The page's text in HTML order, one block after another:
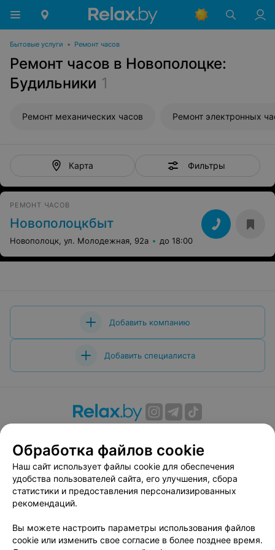
Бытовые услуги • Ремонт часов
Ремонт часов в Новополоцке:
Будильники 1
Ремонт механических часов Ремонт электронных
Карта Фильтры
РЕМОНТ ЧАСОВ
Новополоцкбыт
Новополоцк, ул. Молодежная, 92а до 18:00
Добавить компанию
Добавить специалиста
Вакансии
Публичный договор
Способы оплаты
Публичный договор по использованию сервиса
«Афиша»
Пользовательское соглашение
Связаться по вопросам сотрудничества
Написать руководителю relax.by
Обработка файлов cookie
Наш сайт использует файлы cookie для обеспечения
удобства пользователей сайта, его улучшения, сбора
статистики и предоставления персонализированных
рекомендаций.
Вы можете настроить параметры использования файлов
cookie или изменить свое согласие в более позднее время.